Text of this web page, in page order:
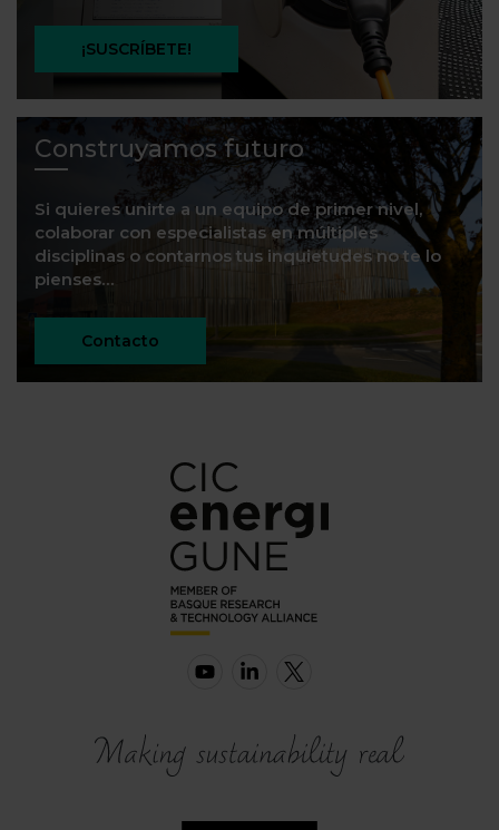
¡SUSCRÍBETE!
Construyamos futuro
Si quieres unirte a un equipo de primer nivel,
colaborar con especialistas en múltiples
disciplinas o contarnos tus inquietudes no te lo
pienses…
Contacto